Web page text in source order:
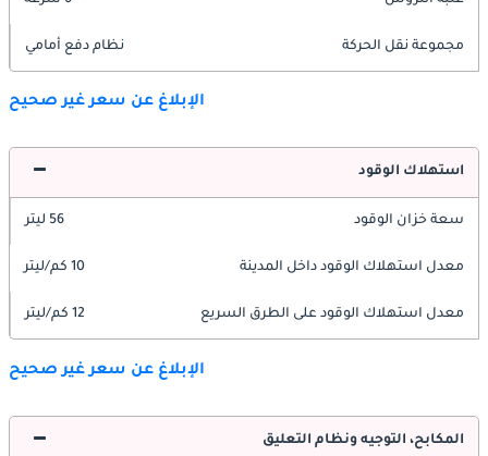
مجموعة نقل الحركة نظام دفع أمامي
الإبلاغ عن سعر غير صحيح
استهلاك الوقود
سعة خزان الوقود 56 ليتر
معدل استهلاك الوقود داخل المدينة 10 كم/ليتر
معدل استهلاك الوقود على الطرق السريع 12 كم/ليتر
الإبلاغ عن سعر غير صحيح
المكابح، التوجيه ونظام التعليق